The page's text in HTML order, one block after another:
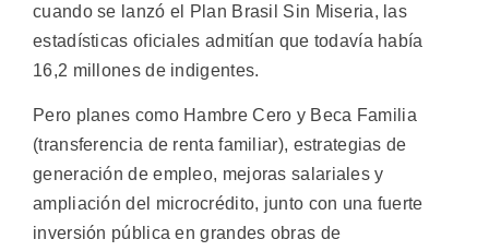
cuando se lanzó el Plan Brasil Sin Miseria, las
estadísticas oficiales admitían que todavía había
16,2 millones de indigentes.
Pero planes como Hambre Cero y Beca Familia
(transferencia de renta familiar), estrategias de
generación de empleo, mejoras salariales y
ampliación del microcrédito, junto con una fuerte
inversión pública en grandes obras de